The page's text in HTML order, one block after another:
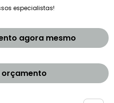
especialistas!
agora mesmo
orçamento